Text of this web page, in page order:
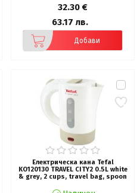
32.30 €
63.17 лв.
Добави
Електрическа кана Tefal
KO120130 TRAVEL CITY2 0.5L white
& grey, 2 cups, travel bag, spoon